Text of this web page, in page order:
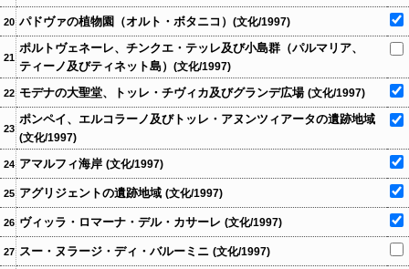
20 パドヴァの植物園（オルト・ボタニコ） (文化/1997)
21
ポルトヴェネーレ、チンクエ・テッレ及び小島群（パルマリア、
ティーノ及びティネット島） (文化/1997)
22 モデナの大聖堂、トッレ・チヴィカ及びグランデ広場 (文化/1997)
23
ポンペイ、エルコラーノ及びトッレ・アヌンツィアータの遺跡地域
(文化/1997)
24 アマルフィ海岸 (文化/1997)
25 アグリジェントの遺跡地域 (文化/1997)
26 ヴィッラ・ロマーナ・デル・カサーレ (文化/1997)
27 スー・ヌラージ・ディ・バルーミニ (文化/1997)